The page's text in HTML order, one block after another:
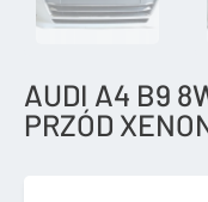
AUDI A4 B9
PRZÓD